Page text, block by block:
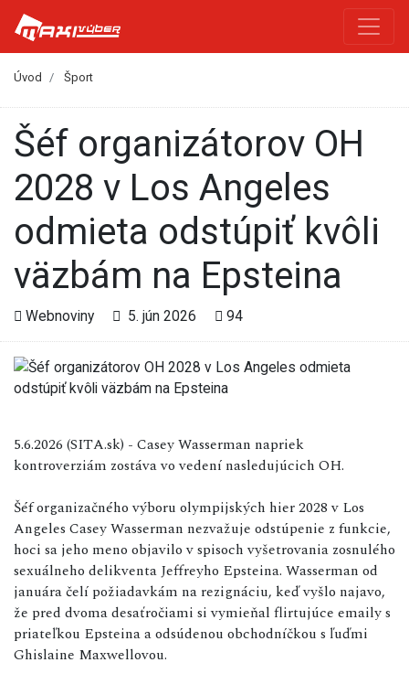
Úvod Šport
Šéf organizátorov OH
2028 v Los Angeles
odmieta odstúpiť kvôli
väzbám na Epsteina
Webnoviny 5. jún 2026 94
5.6.2026 (SITA.sk) - Casey Wasserman napriek
kontroverziám zostáva vo vedení nasledujúcich OH.
Šéf organizačného výboru olympijských hier 2028 v Los
Angeles Casey Wasserman nezvažuje odstúpenie z funkcie,
hoci sa jeho meno objavilo v spisoch vyšetrovania zosnulého
sexuálneho delikventa Jeffreyho Epsteina. Wasserman od
januára čelí požiadavkám na rezignáciu, keď vyšlo najavo,
že pred dvoma desaťročiami si vymieňal flirtujúce emaily s
priateľkou Epsteina a odsúdenou obchodníčkou s ľuďmi
Ghislaine Maxwellovou.